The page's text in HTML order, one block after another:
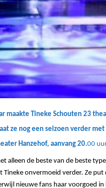
maakte Tineke Schouten 23
ze nog een seizoen verder
Hanzehof, aanvang 20.00
alleen de beste van de beste
Tineke onvermoeid verder. Ze
nieuwe fans haar voorgoed